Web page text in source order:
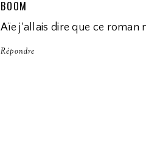
BOOM
Aïe j'allais dire que ce
Répondre